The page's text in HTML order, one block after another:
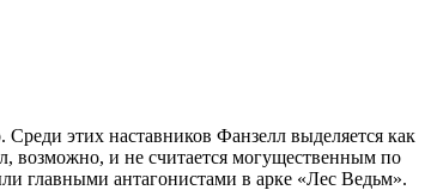
этих наставников Фанзелл выделяется как
возможно, и не считается могущественным по
главными антагонистами в арке «Лес Ведьм».